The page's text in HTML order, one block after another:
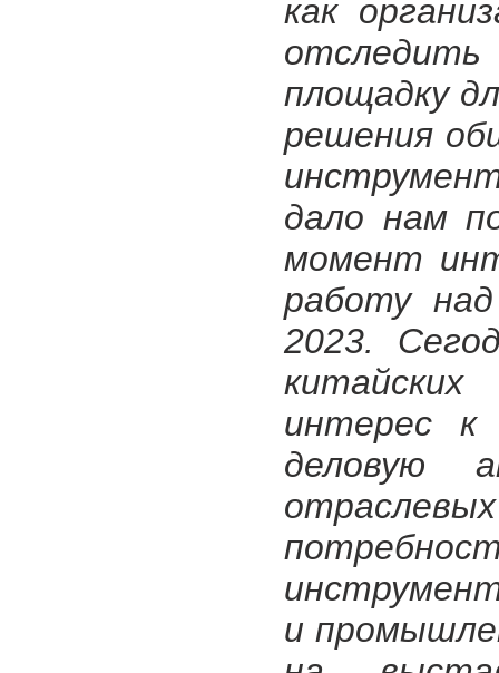
как
площадку
решения
дало нам
момент
работу
2023.
интерес к
деловую
и